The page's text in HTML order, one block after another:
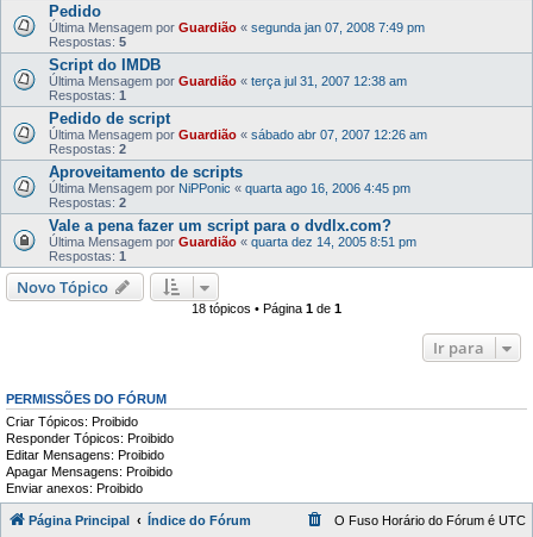
Pedido
Última Mensagem por Guardião « segunda jan 07, 2008 7:49 pm
Respostas: 5
Script do IMDB
Última Mensagem por Guardião « terça jul 31, 2007 12:38 am
Respostas: 1
Pedido de script
Última Mensagem por Guardião « sábado abr 07, 2007 12:26 am
Respostas: 2
Aproveitamento de scripts
Última Mensagem por NiPPonic « quarta ago 16, 2006 4:45 pm
Respostas: 2
Vale a pena fazer um script para o dvdlx.com?
Última Mensagem por Guardião « quarta dez 14, 2005 8:51 pm
Respostas: 1
Novo Tópico
18 tópicos • Página 1 de 1
Ir para
PERMISSÕES DO FÓRUM
Criar Tópicos: Proibido
Responder Tópicos: Proibido
Editar Mensagens: Proibido
Apagar Mensagens: Proibido
Enviar anexos: Proibido
Página Principal Índice do Fórum O Fuso Horário do Fórum é UTC